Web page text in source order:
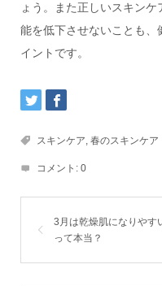
ょう。また正しいスキン
能を低下させないことも、
イントです。
スキンケア 春のスキンケア
コメント: 0
3月は乾燥肌になりやす
って本当？